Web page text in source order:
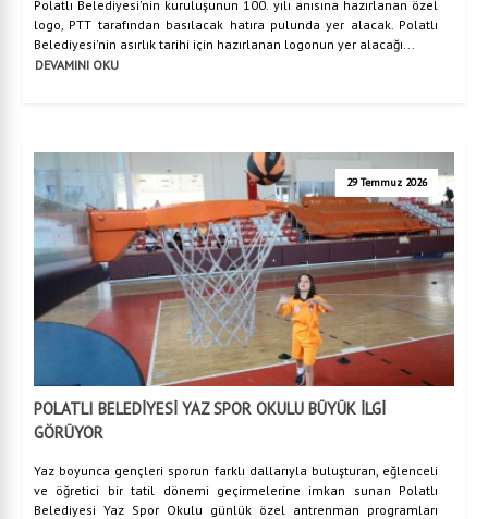
Polatlı Belediyesi'nin kuruluşunun 100. yılı anısına hazırlanan özel
logo, PTT tarafından basılacak hatıra pulunda yer alacak. Polatlı
Belediyesi'nin asırlık tarihi için hazırlanan logonun yer alacağı...
DEVAMINI OKU
29 Temmuz 2026
POLATLI BELEDİYESİ YAZ SPOR OKULU BÜYÜK İLGİ
GÖRÜYOR
Yaz boyunca gençleri sporun farklı dallarıyla buluşturan, eğlenceli
ve öğretici bir tatil dönemi geçirmelerine imkan sunan Polatlı
Belediyesi Yaz Spor Okulu günlük özel antrenman programları